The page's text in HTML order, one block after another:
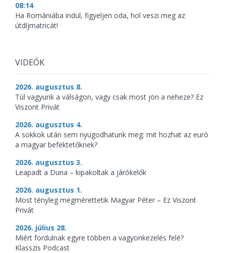
08:14
Ha Romániába indul, figyeljen oda, hol veszi meg az
útdíjmatricát!
VIDEÓK
2026. augusztus 8.
Túl vagyunk a válságon, vagy csak most jön a neheze? Ez
Viszont Privát
2026. augusztus 4.
A sokkok után sem nyugodhatunk meg: mit hozhat az euró
a magyar befektetőknek?
2026. augusztus 3.
Leapadt a Duna – kipakoltak a járókelők
2026. augusztus 1.
Most tényleg megmérettetik Magyar Péter – Ez Viszont
Privát
2026. július 28.
Miért fordulnak egyre többen a vagyonkezelés felé?
Klasszis Podcast